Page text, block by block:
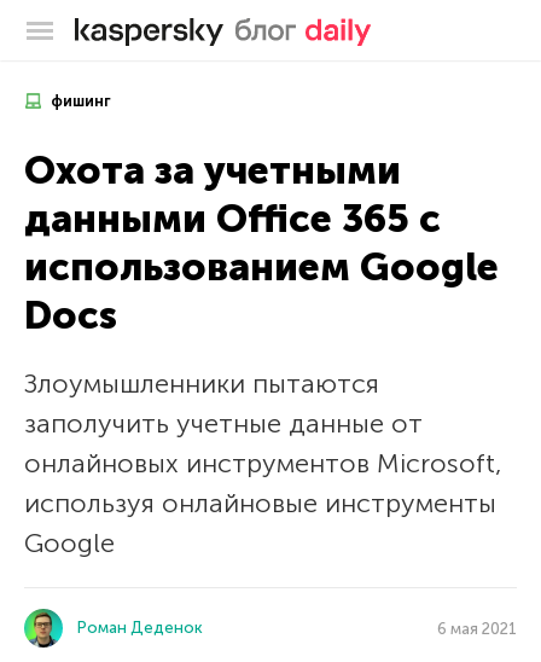
Блог Касперского
фишинг
Охота за учетными
данными Office 365 с
использованием Google
Docs
Злоумышленники пытаются
заполучить учетные данные от
онлайновых инструментов Microsoft,
используя онлайновые инструменты
Google
Роман Деденок 6 мая 2021